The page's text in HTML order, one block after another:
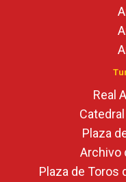
Real
Plaza
Archivo
Plaza de Toros